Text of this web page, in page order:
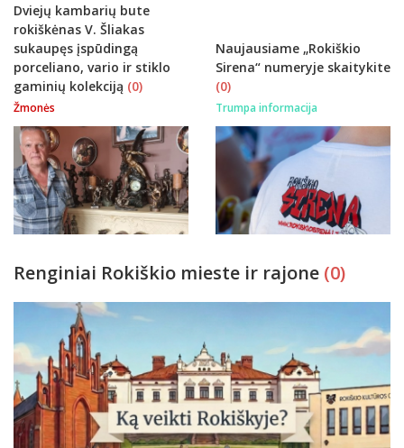
Dviejų kambarių bute
rokiškėnas V. Šliakas
sukaupęs įspūdingą
porceliano, vario ir stiklo
gaminių kolekciją (0)
Žmonės
Naujausiame „Rokiškio
Sirena“ numeryje skaitykite
(0)
Trumpa informacija
Renginiai Rokiškio mieste ir rajone (0)